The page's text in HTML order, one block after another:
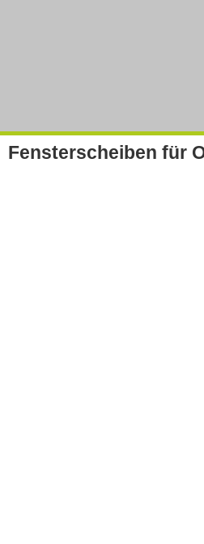
Fensterscheiben für